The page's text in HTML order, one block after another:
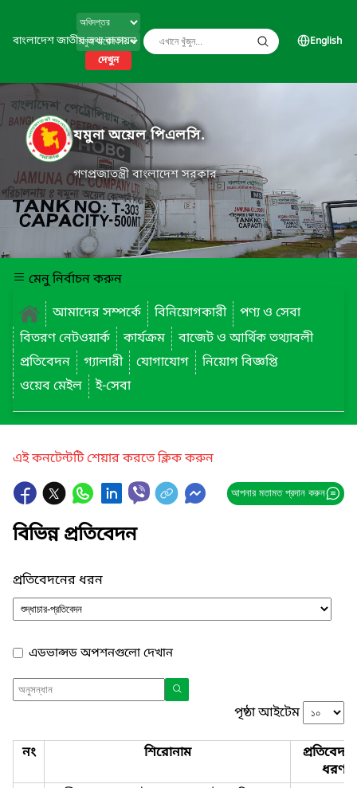
বাংলাদেশ জাতীয় তথ্য বাতায়ন
দেখুন
English
যমুনা অয়েল পিএলসি.
গণপ্রজাতন্ত্রী বাংলাদেশ সরকার
মেনু নির্বাচন করুন
আমাদের সম্পর্কে
বিনিয়োগকারী
পণ্য ও সেবা
বিতরণ নেটওয়ার্ক
কার্যক্রম
বাজেট ও আর্থিক তথ্যাবলী
প্রতিবেদন
গ্যালারী যোগাযোগ
নিয়োগ বিজ্ঞপ্তি
ওয়েব মেইল
ই-সেবা
এই কনটেন্টটি শেয়ার করতে ক্লিক করুন
আপনার মতামত প্রদান করুন
বিভিন্ন প্রতিবেদন
প্রতিবেদনের ধরন
এডভান্সড অপশনগুলো দেখান
পৃষ্ঠা আইটেম
নং শিরোনাম
ধরণ